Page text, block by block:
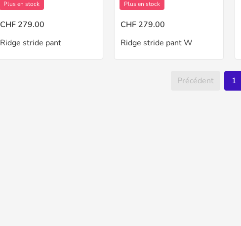
Plus en stock
CHF 279.00
Ridge stride pant
Plus en stock
CHF 279.00
Ridge stride pant W
Précédent 1